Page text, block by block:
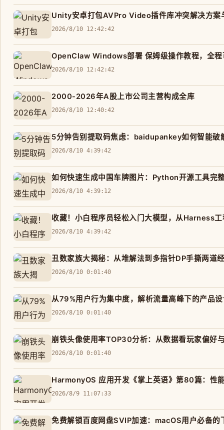
Unity安卓打包AVPro Video插件库冲突解决方案
2026/8/10 12:42:42
OpenClaw Windows部署 保姆级操作教程，全程
2026/8/10 12:42:42
2000-2026年A股上市公司主营构成全库
2026/8/10 12:40:42
5分钟告别提取码焦虑：baidupankey如何智能破
2026/8/10 4:39:42
如何快速生成中国车牌图片：Python开源工具完
2026/8/10 4:39:12
收藏！小白程序员轻松入门大模型，从Harness
2026/8/10 4:39:42
丑数家族大揭秘：从堆解法到多指针DP手撕两道
2026/8/10 0:01:40
从79%用户行为集中度，解析流量高峰下的产品
2026/8/10 0:01:40
崩铁头像使用率TOP30分析：从数据看玩家偏好
2026/8/10 0:01:40
HarmonyOS 应用开发《掌上英语》第80篇：性
2026/8/9 11:07:33
免费解锁百度网盘SVIP加速：macOS用户必备的